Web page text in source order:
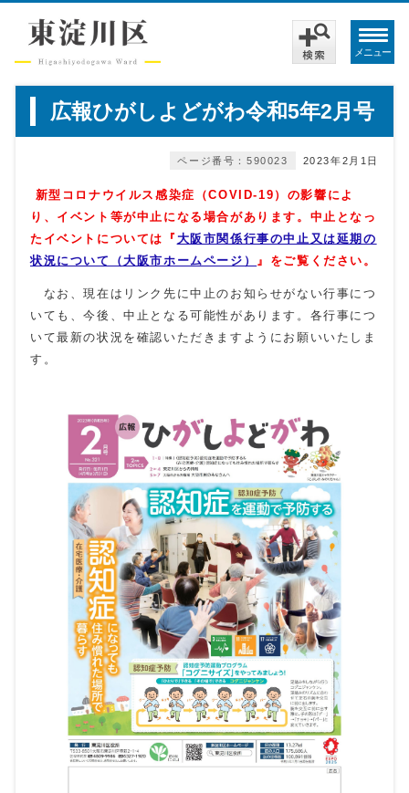
メニュー
広報ひがしよどがわ令和5年2月号
2023年2月1日
ページ番号：590023
新型コロナウイルス感染症（COVID‐19）の影響によ
り 、イベント等が中止になる場合があります。 中止となっ
たイベントについては『 大阪市関係行事の中止又は延期の
状況について（大阪市ホームページ） 』をご覧ください。
なお、現在はリンク先に中止のお知らせがない行事につ
いても、今後、中止となる可能性があります。各行事につ
いて最新の状況を確認いただきますようにお願いいたしま
す。